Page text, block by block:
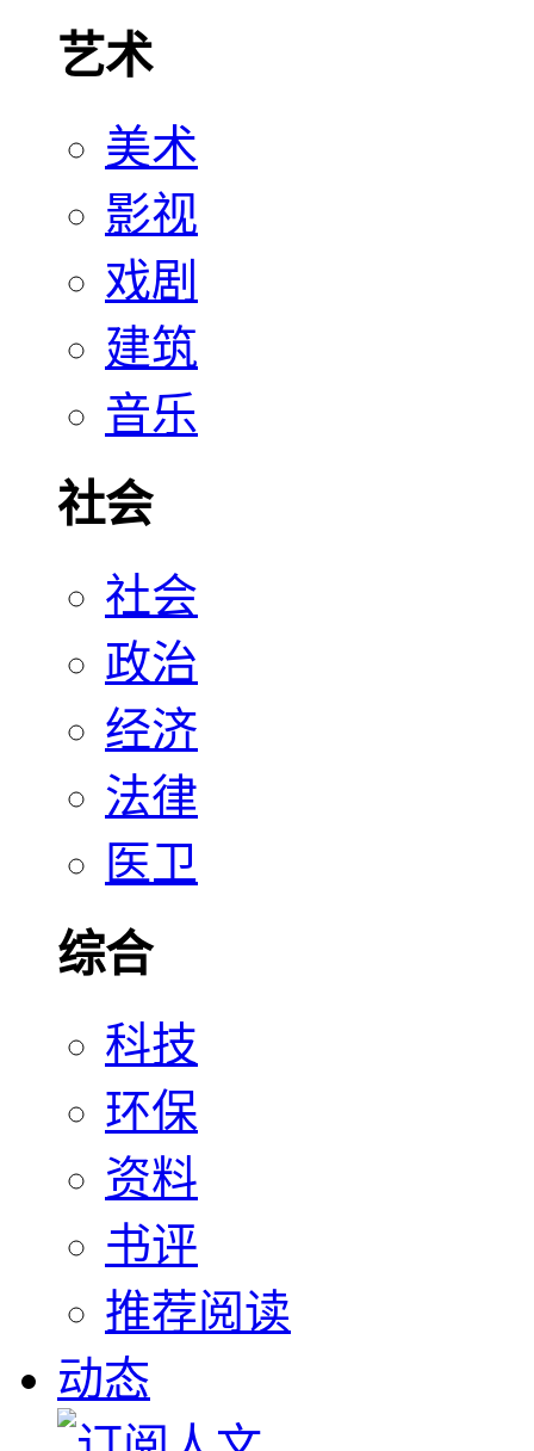
艺术
美术
影视
戏剧
建筑
音乐
社会
社会
政治
经济
法律
医卫
综合
科技
环保
资料
书评
推荐阅读
动态